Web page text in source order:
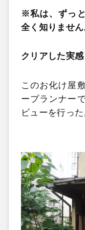
※私は、ずっ
全く知りません
クリアした実
このお化け屋
ープランナー
ビューを行った